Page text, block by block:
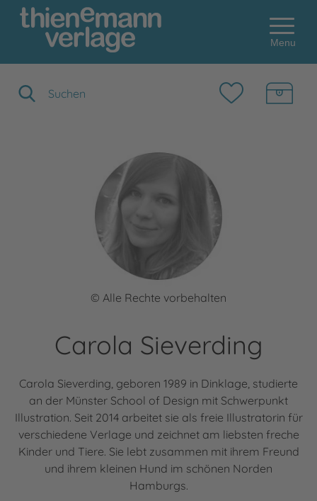
Menu
© Alle Rechte vorbehalten
Carola Sieverding
Carola Sieverding, geboren 1989 in Dinklage, studierte
an der Münster School of Design mit Schwerpunkt
Illustration. Seit 2014 arbeitet sie als freie Illustratorin für
verschiedene Verlage und zeichnet am liebsten freche
Kinder und Tiere. Sie lebt zusammen mit ihrem Freund
und ihrem kleinen Hund im schönen Norden
Hamburgs.